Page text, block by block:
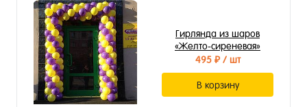
Гирлянда из шаров
«Желто-сиреневая»
495 ₽/ шт
В корзину